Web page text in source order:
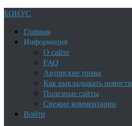
БОНУС
Главная
Информация
О сайте
FAQ
Авторские права
Как выкладывать новости
Полезные сайты
Свежие комментарии
Войти